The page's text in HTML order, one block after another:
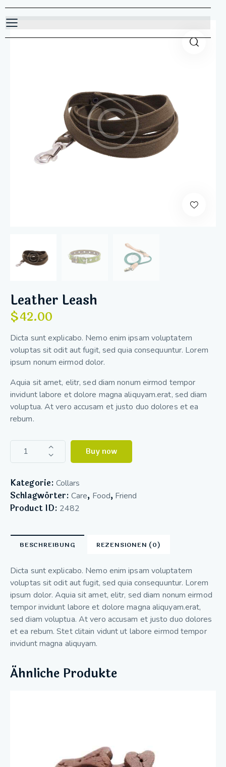
Leather Leash
$42.00
Dicta sunt explicabo. Nemo enim ipsam voluptatem
voluptas sit odit aut fugit, sed quia consequuntur. Lorem
ipsum nonum eirmod dolor.
Aquia sit amet, elitr, sed diam nonum eirmod tempor
invidunt labore et dolore magna aliquyam.erat, sed diam
voluptua. At vero accusam et justo duo dolores et ea
rebum.
Buy now
Kategorie:Collars
Schlagwörter:Care, Food, Friend
Product ID: 2482
BESCHREIBUNG REZENSIONEN (0)
Dicta sunt explicabo. Nemo enim ipsam voluptatem
voluptas sit odit aut fugit, sed quia consequuntur. Lorem
ipsum dolor. Aquia sit amet, elitr, sed diam nonum eirmod
tempor invidunt labore et dolore magna aliquyam.erat,
sed diam voluptua. At vero accusam et justo duo dolores
et ea rebum. Stet clitain vidunt ut labore eirmod tempor
invidunt magna aliquyam.
Ähnliche Produkte